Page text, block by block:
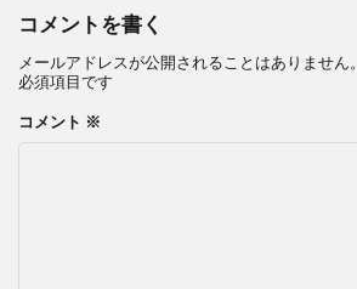
コメントを書く
メールアドレスが公開されることはありません。
必須項目です
コメント ※